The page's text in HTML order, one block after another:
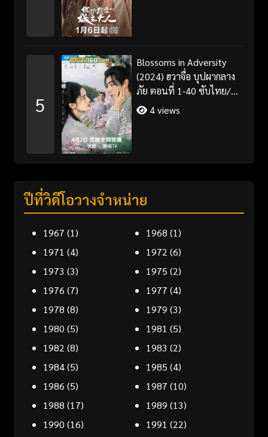
5
Blossoms in Adversity
(2024) ฮวาจื่อ บุปผากลาง
ภัย ตอนที่ 1-40 ซับไทย/
พากย์ไทย
4 views
ปีที่วิดีโอวางจำหน่าย
1967 (1) 1968 (1)
1971 (4) 1972 (6)
1973 (3) 1975 (2)
1976 (7) 1977 (4)
1978 (8) 1979 (3)
1980 (5) 1981 (5)
1982 (8) 1983 (2)
1984(5) 1985 (4)
1986 (5) 1987 (10)
1988 (17) 1989 (13)
1990 (16) 1991 (22)